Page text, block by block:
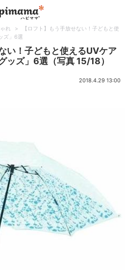
れ >
【ロフト】もう手放せない！子どもと使
ズ」6選
い！子どもと使えるUVケア
ッズ」6選（写真 15/18）
2018.4.29 13:00